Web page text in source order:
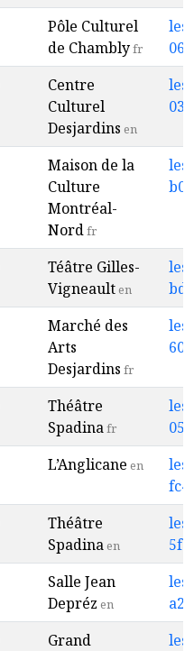
Pôle Culturel
de Chamblyfr
Centre
Culturel
Desjardins en
Maison de la
Culture
Montréal-
Nordfr
Téâtre Gilles-
Vigneault en
Marché des
Arts
Desjardins fr
Théâtre
Spadinafr
L’Anglicane en
Théâtre
Spadina en
Salle Jean
Depréz en
Grand